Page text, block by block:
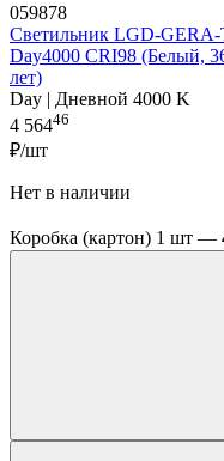
059878
Светильник LGD-
Day4000 CRI98 (Белый,
лет)
Day | Дневной 4000 K
4 56446
₽/шт
Нет в наличии
Коробка (картон) 1 шт —